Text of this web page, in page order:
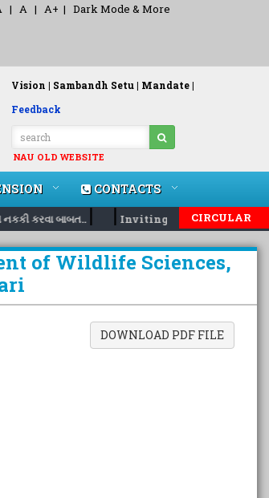
| A | A+ | Dark Mode & More
Vision | Sambandh Setu | Mandate |
Feedback
NAU OLD WEBSITE
CONTACTS
કરવા બાબત..| | Inviting nomination for 5
CIRCULAR
of Wildlife Sciences,
DOWNLOAD PDF FILE